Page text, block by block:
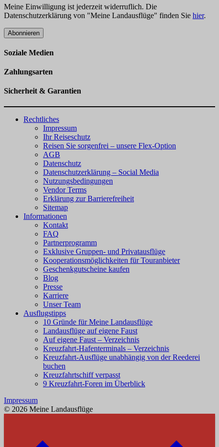
Meine Einwilligung ist jederzeit widerruflich. Die
Datenschutzerklärung von "Meine Landausflüge" finden Sie hier.
Abonnieren
Soziale Medien
Zahlungsarten
Sicherheit & Garantien
Rechtliches
Impressum
Ihr Reiseschutz
Reisen Sie sorgenfrei – unsere Flex-Option
AGB
Datenschutz
Datenschutzerklärung – Social Media
Nutzungsbedingungen
Vendor Terms
Erklärung zur Barrierefreiheit
Sitemap
Informationen
Kontakt
FAQ
Partnerprogramm
Exklusive Gruppen- und Privatausflüge
Kooperationsmöglichkeiten für Touranbieter
Geschenkgutscheine kaufen
Blog
Presse
Karriere
Unser Team
Ausflugstipps
10 Gründe für Meine Landausflüge
Landausflüge auf eigene Faust
Auf eigene Faust – Verzeichnis
Kreuzfahrt-Hafenterminals – Verzeichnis
Kreuzfahrt-Ausflüge unabhängig von der Reederei
buchen
Kreuzfahrtschiff verpasst
9 Kreuzfahrt-Foren im Überblick
Impressum
© 2026 Meine Landausflüge